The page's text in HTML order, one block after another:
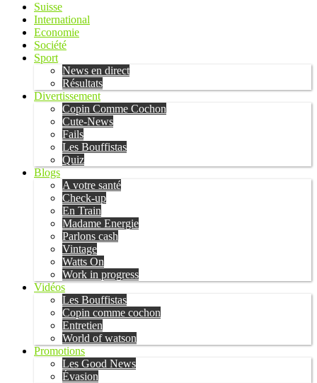
Suisse
International
Economie
Société
Sport
News en direct
Résultats
Divertissement
Copin Comme Cochon
Cute-News
Fails
Les Bouffistas
Quiz
Blogs
A votre santé
Check-up
En Train
Madame Energie
Parlons cash
Vintage
Watts On
Work in progress
Vidéos
Les Bouffistas
Copin comme cochon
Entretien
World of watson
Promotions
Les Good News
Évasion